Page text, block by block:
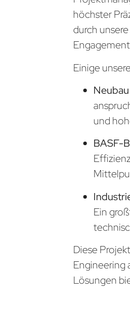
höchster
durch
Einige
und
BASF-
Ein
Diese
Engineering
Lösungen